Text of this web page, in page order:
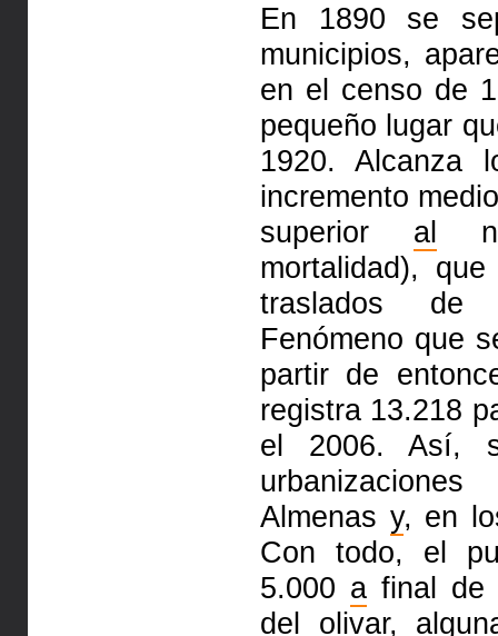
En 1890 se
municipios,
en el censo de
pequeño lugar
1920. Alcanza
incremento
superior al
mortalidad),
traslados
Fenómeno que
partir de
registra 13.218
el 2006. Así,
Almenas y, en
Con todo, el
5.000 afinal de
del olivar,